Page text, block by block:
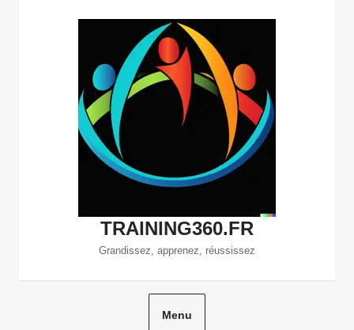
TRAINING360.FR
Grandissez, apprenez, réussissez
Menu